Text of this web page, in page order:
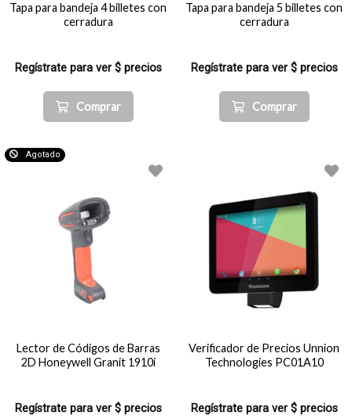
Tapa para bandeja 4 billetes con
cerradura
Regístrate para ver $ precios
Comprar
Tapa para bandeja 5 billetes con
cerradura
Regístrate para ver $ precios
Comprar
Agotado
Lector de Códigos de Barras
2D Honeywell Granit 1910i
Regístrate para ver $ precios
Verificador de Precios Unnion
Technologies PC01A10
Regístrate para ver $ precios